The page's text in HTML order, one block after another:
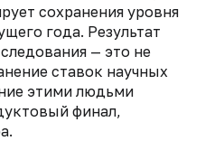
сохранения уровня
года. Результат
— это не
ставок научных
этими людьми
финал,